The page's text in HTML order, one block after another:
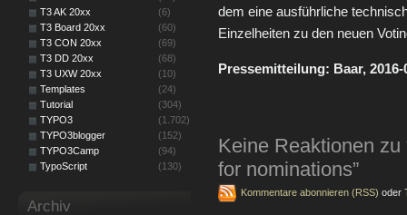
dem eine ausführliche
Einzelheiten zu den neuen
Pressemitteilung: Baar,
Keine Reaktionen
for nominations”
Kommentare abonnieren (RSS) oder
T3 AK 20xx
(6)
T3 Board 20xx
(60)
T3 CON 20xx
(69)
T3 DD 20xx
(68)
T3 UXW 20xx
(10)
Templates
(24)
Tutorial
(304)
TYPO3
(1.702)
TYPO3blogger
(152)
TYPO3Camp
(94)
TypoScript
(130)
Archiv